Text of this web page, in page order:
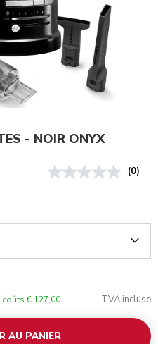
- NOIR ONYX
(0)
coûts € 127,00 TVA incluse
AU PANIER